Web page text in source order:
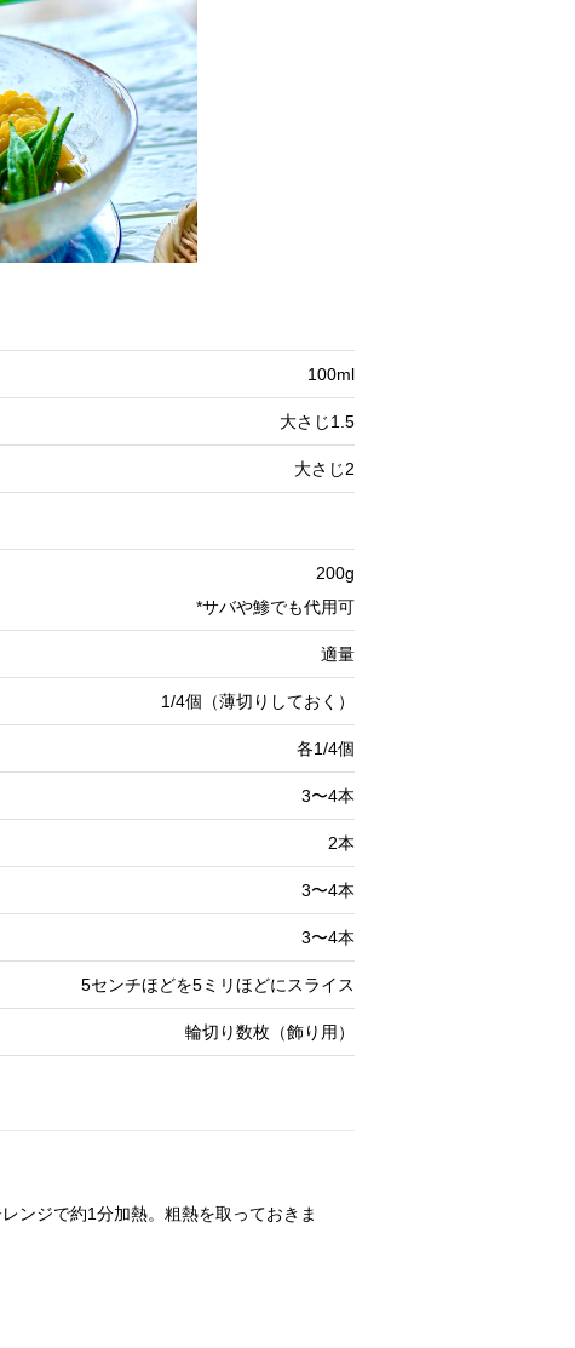
100ml
大さじ1.5
大さじ2
200g
*サバや鯵でも代用可
適量
1/4個（薄切りしておく）
各1/4個
3〜4本
2本
3〜4本
3〜4本
5センチほどを5ミリほどにスライス
輪切り数枚（飾り用）
ンジで約1分加熱。粗熱を取っておきま